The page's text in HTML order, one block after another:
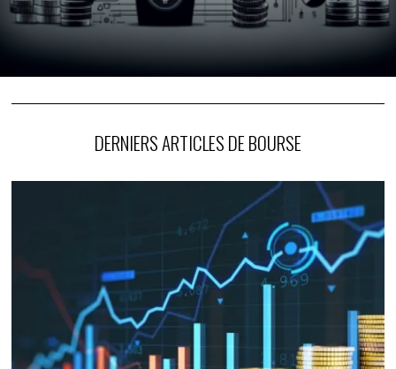
DERNIERS ARTICLES DE BOURSE